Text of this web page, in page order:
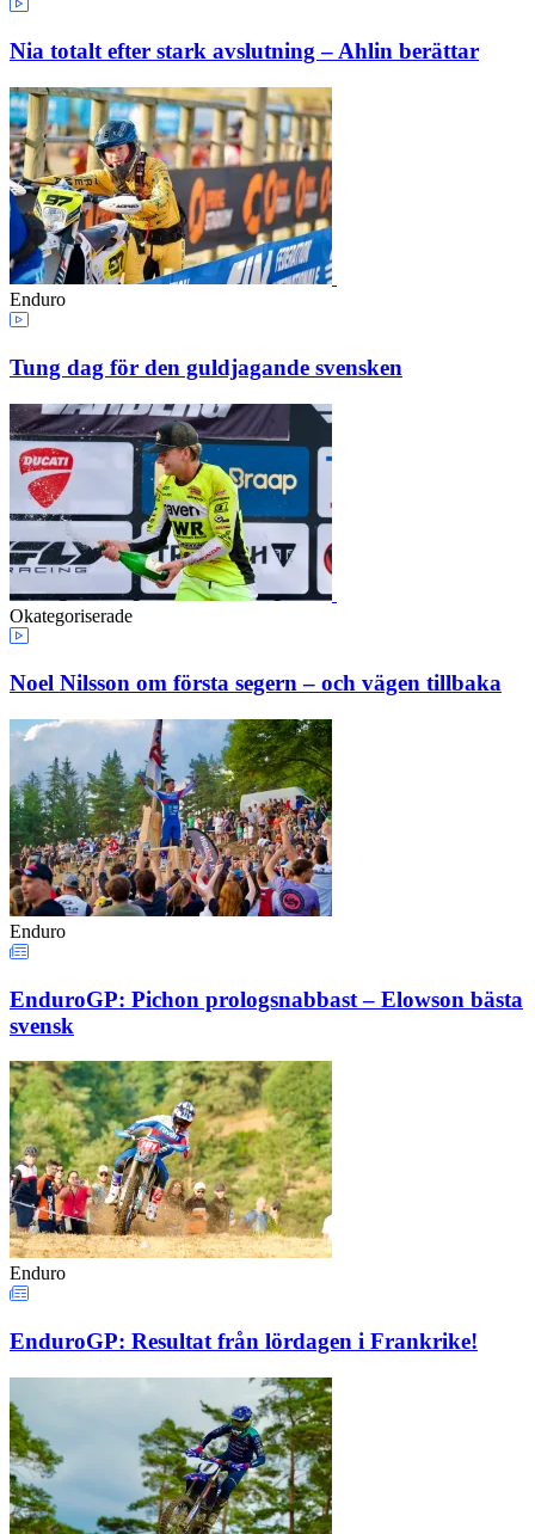
Nia totalt efter stark avslutning – Ahlin berättar
Enduro
Tung dag för den guldjagande svensken
Okategoriserade
Noel Nilsson om första segern – och vägen tillbaka
Enduro
EnduroGP: Pichon prologsnabbast – Elowson bästa
svensk
Enduro
EnduroGP: Resultat från lördagen i Frankrike!